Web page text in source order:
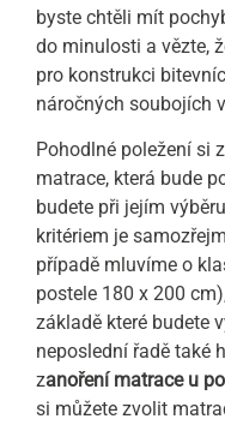
byste chtěli mít
do minulosti a vězte,
pro konstrukci
náročných soubojích
Pohodlné poležení si
matrace, která bude
budete při jejím
kritériem je
případě mluvíme o
postele 180 x 200
základě které budete
neposlední řadě také
zanoření matrace u
si můžete zvolit